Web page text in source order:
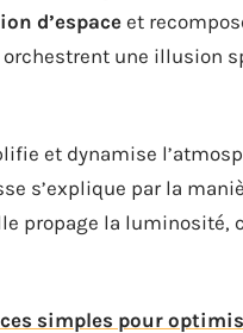
d’espace et
une illusion
et dynamise
s’explique par la
propage la luminosité,
simples pour